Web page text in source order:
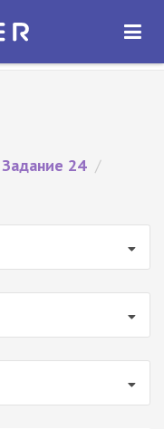
ОТКРЫТЬ
Задание 24 /